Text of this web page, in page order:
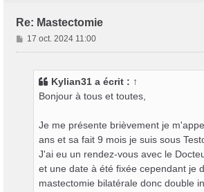
Re: Mastectomie
M
e
17 oct. 2024 11:00
Kylian31 a écrit : ↑
Bonjour à tous et toutes,
Je me présente brièvement je
ans et sa fait 9 mois je suis sous
J'ai eu un rendez-vous avec le
et une date à été fixée cependant je
mastectomie bilatérale donc double